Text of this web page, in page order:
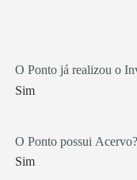
O Ponto já realizou o
Sim
O Ponto possui Acervo?
Sim